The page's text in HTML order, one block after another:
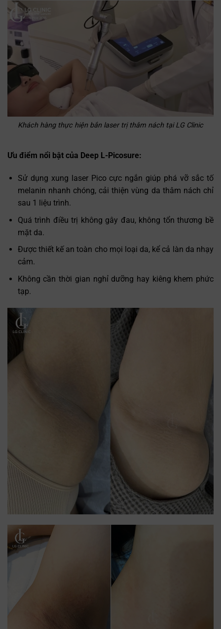
Khách hàng thực hiện bắn laser trị thâm nách tại LG Clinic
Ưu điểm nổi bật của Deep L-Picosure:
Sử dụng xung laser Pico cực ngắn giúp phá vỡ sắc tố
melanin nhanh chóng, cải thiện vùng da thâm nách chỉ
sau 1 liệu trình.
Quá trình điều trị không gây đau, không tổn thương bề
mặt da.
Được thiết kế an toàn cho mọi loại da, kể cả làn da nhạy
cảm.
Không cần thời gian nghỉ dưỡng hay kiêng khem phức
tạp.